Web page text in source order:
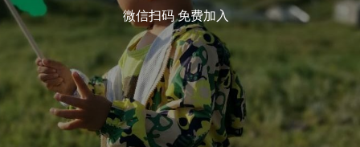
微信扫码 免费加入